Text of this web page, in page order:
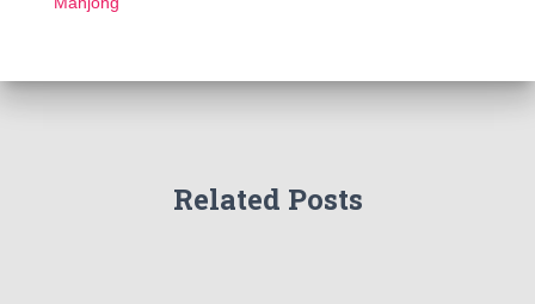
Related Posts